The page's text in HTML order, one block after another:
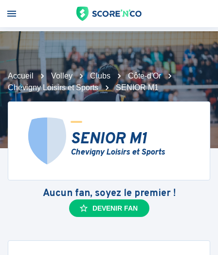
Accueil Volley Clubs
Côte-d'Or
Chevigny Loisirs et Sports
SENIOR M1
SENIOR M1
Chevigny Loisirs et Sports
Aucun fan, soyez le premier !
DEVENIR FAN